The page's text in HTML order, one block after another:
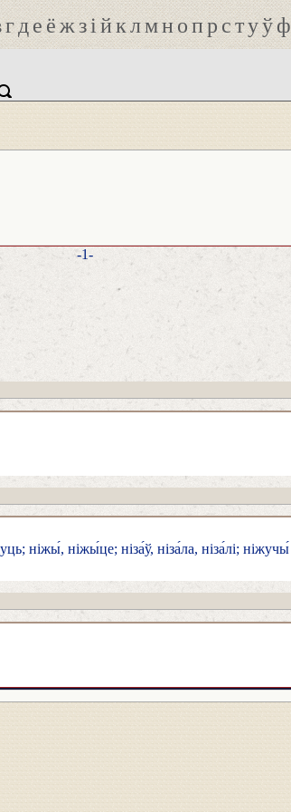
гдеёжзійклмнопрстуўф
-1-
ніжы́, ніжы́це; ніза́ў, ніза́ла, ніза́лі; ніжучы́